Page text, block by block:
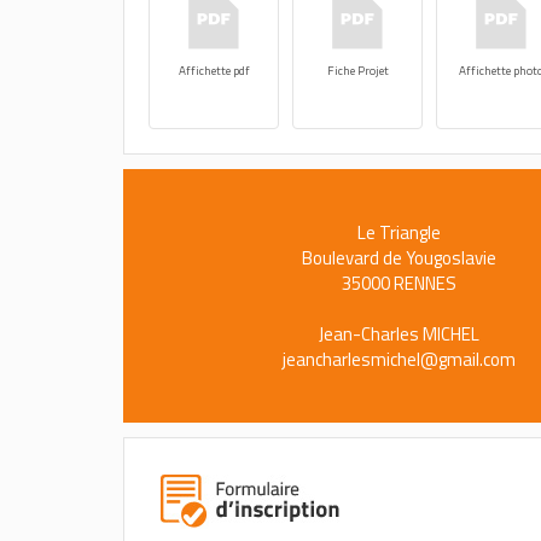
Affichette pdf Fiche Projet Affichette
Le Triangle
Boulevard de Yougoslavie
35000 RENNES
Jean-Charles MICHEL
jeancharlesmichel@gmail.com